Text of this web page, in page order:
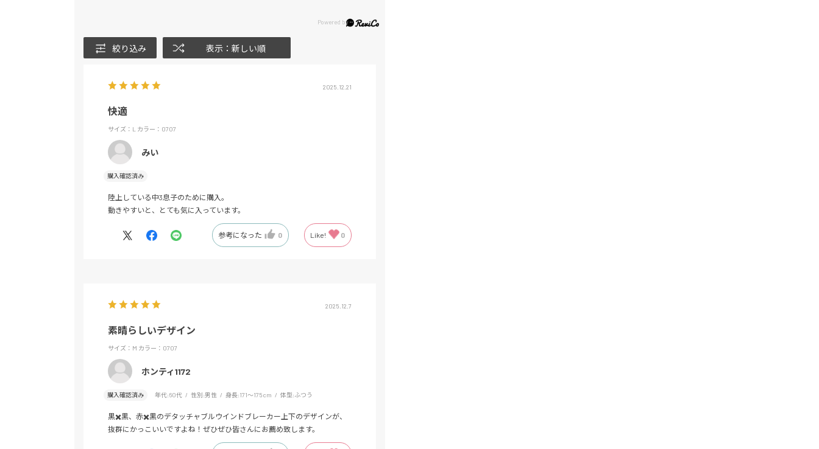
絞り込み 表示：新しい順
2025.12.21
快適
サイズ：L カラー：0707
みい
購入確認済み
陸上している中3息子のために購入。
動きやすいと、とても気に入っています。
参考になった 0 Like! 0
2025.12.7
素晴らしいデザイン
サイズ：M カラー：0707
ホンティ1172
購入確認済み 年代:60代 性別:男性 身長:171～175cm 体型:ふつう
黒✖️黒、赤✖️黒のデタッチャブルウインドブレーカー上下のデザインが、
抜群にかっこいいですよね！ぜひぜひ皆さんにお薦め致します。